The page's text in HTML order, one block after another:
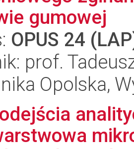
gumowej
OPUS 24
prof.
Opolska,